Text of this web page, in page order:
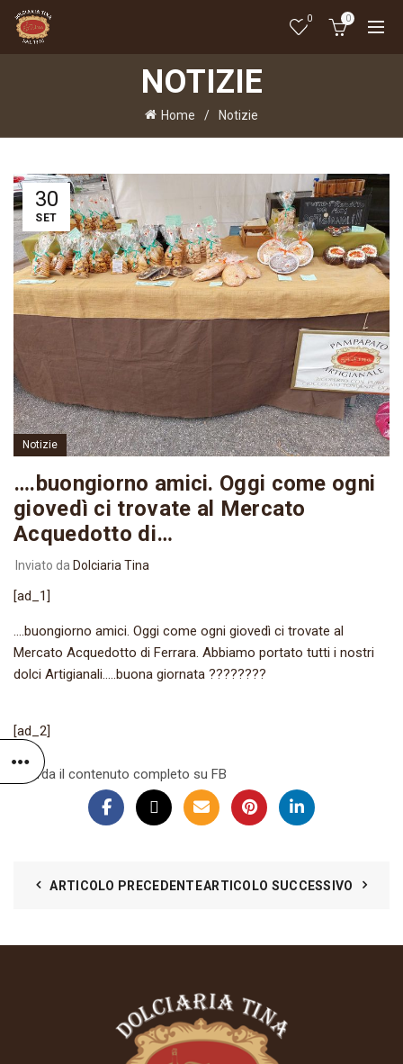
0 0
NOTIZIE
Home Notizie
30
SET
Notizie
….buongiorno amici. Oggi come ogni
giovedì ci trovate al Mercato
Acquedotto di…
Inviato da Dolciaria Tina
[ad_1]
….buongiorno amici. Oggi come ogni giovedì ci trovate al
Mercato Acquedotto di Ferrara. Abbiamo portato tutti i nostri
dolci Artigianali…..buona giornata ????????
[ad_2]
Guarda il contenuto completo su FB
ARTICOLO PRECEDENTEARTICOLO SUCCESSIVO